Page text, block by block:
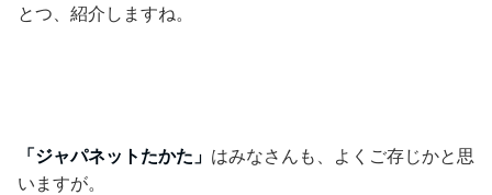
とつ、紹介しますね。
「ジャパネットたかた」 はみなさんも、よくご存じかと思
いますが。